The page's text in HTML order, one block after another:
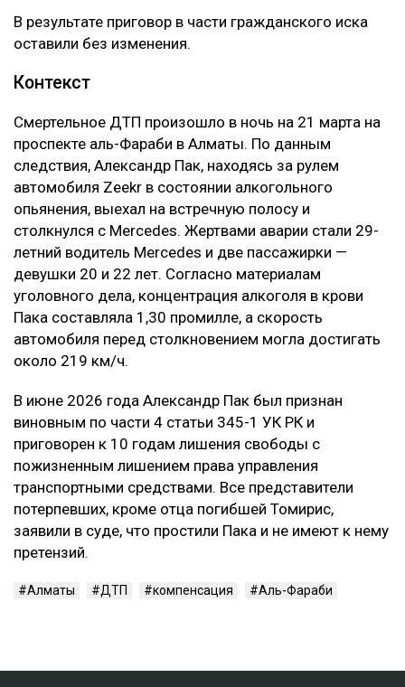
В результате приговор в части гражданского иска
оставили без изменения.
Контекст
Смертельное ДТП произошло в ночь на 21 марта на
проспекте аль-Фараби в Алматы. По данным
следствия, Александр Пак, находясь за рулем
автомобиля Zeekr в состоянии алкогольного
опьянения, выехал на встречную полосу и
столкнулся с Mercedes. Жертвами аварии стали 29-
летний водитель Mercedes и две пассажирки —
девушки 20 и 22 лет. Согласно материалам
уголовного дела, концентрация алкоголя в крови
Пака составляла 1,30 промилле, а скорость
автомобиля перед столкновением могла достигать
около 219 км/ч.
В июне 2026 года Александр Пак был признан
виновным по части 4 статьи 345-1 УК РК и
приговорен к 10 годам лишения свободы с
пожизненным лишением права управления
транспортными средствами. Все представители
потерпевших, кроме отца погибшей Томирис,
заявили в суде, что простили Пака и не имеют к нему
претензий.
Алматы ДТП компенсация Аль-Фараби